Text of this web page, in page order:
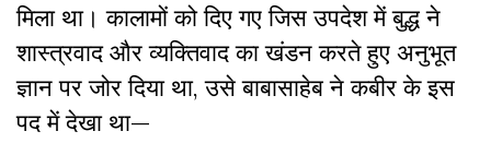
मिला था। कालामों को दिए गए जिस उपदेश में बुद्ध ने
शास्त्रवाद और व्यक्तिवाद का खंडन करते हुए अनुभूत
ज्ञान पर जोर दिया था, उसे बाबासाहेब ने कबीर के इस
पद में देखा था—